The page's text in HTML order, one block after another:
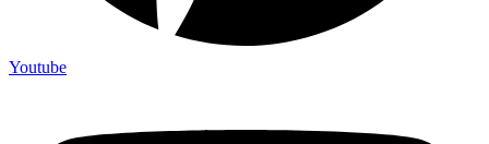
Youtube